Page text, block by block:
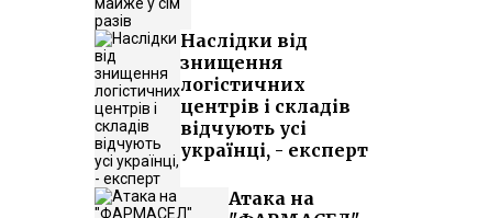
Наслідки від
знищення
логістичних
центрів і складів
відчують усі
українці, - експерт
Атака на